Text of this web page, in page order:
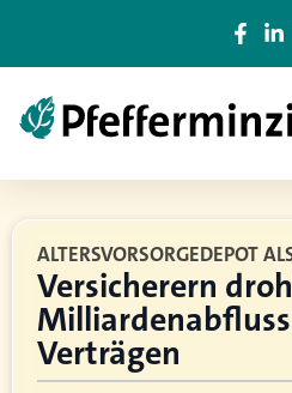
ALTERSVORSORGEDEPOT
Versicherern
Verträgen